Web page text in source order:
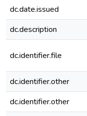
dc.date.issued
dc.description
dc.identifier.file
dc.identifier.other
dc.identifier.other